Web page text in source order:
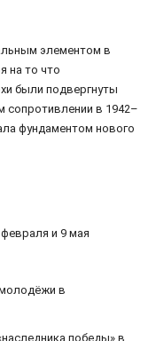
элементом в
на то что
были подвергнуты
сопротивлении в 1942–
фундаментом нового
и 9 мая
молодёжи в
победы» в